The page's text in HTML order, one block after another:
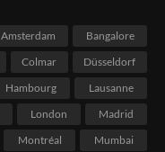
Amsterdam
Bangalore
Colmar
Düsseldorf
Hambourg
Lausanne
London
Madrid
Montréal Mumbai